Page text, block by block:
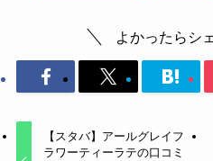
よかったらシ
【スタバ】アールグレイフ
ラワーティーラテの口コミ